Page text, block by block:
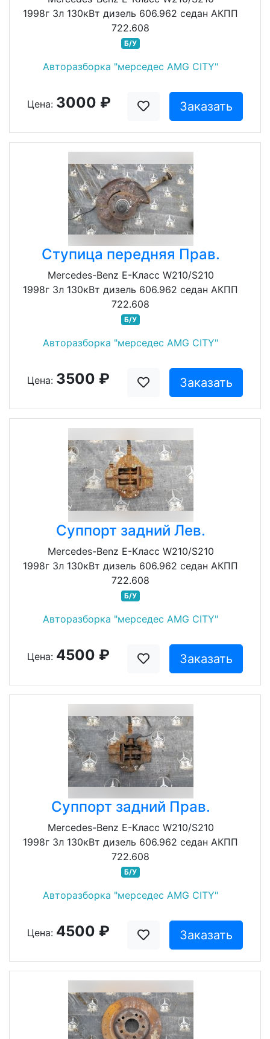
1998г 3л 130кВт дизель 606.962 седан АКПП
722.608
Б/У
Авторазборка "мерседес AMG CITY"
Цена: 3000 ₽ Заказать
Ступица передняя Прав.
Mercedes-Benz E-Класс W210/S210
1998г 3л 130кВт дизель 606.962 седан АКПП
722.608
Б/У
Авторазборка "мерседес AMG CITY"
Цена: 3500 ₽ Заказать
Суппорт задний Лев.
Mercedes-Benz E-Класс W210/S210
1998г 3л 130кВт дизель 606.962 седан АКПП
722.608
Б/У
Авторазборка "мерседес AMG CITY"
Цена: 4500 ₽ Заказать
Суппорт задний Прав.
Mercedes-Benz E-Класс W210/S210
1998г 3л 130кВт дизель 606.962 седан АКПП
722.608
Б/У
Авторазборка "мерседес AMG CITY"
Цена: 4500 ₽ Заказать